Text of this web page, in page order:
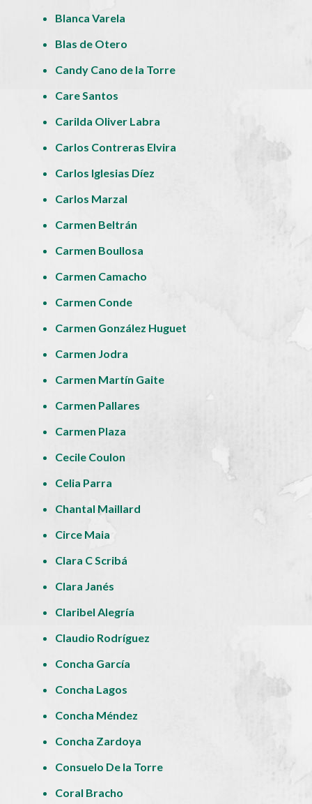
Blanca Varela
Blas de Otero
Candy Cano de la Torre
Care Santos
Carilda Oliver Labra
Carlos Contreras Elvira
Carlos Iglesias Díez
Carlos Marzal
Carmen Beltrán
Carmen Boullosa
Carmen Camacho
Carmen Conde
Carmen González Huguet
Carmen Jodra
Carmen Martín Gaite
Carmen Pallares
Carmen Plaza
Cecile Coulon
Celia Parra
Chantal Maillard
Circe Maia
Clara C Scribá
Clara Janés
Claribel Alegría
Claudio Rodríguez
Concha García
Concha Lagos
Concha Méndez
Concha Zardoya
Consuelo De la Torre
Coral Bracho